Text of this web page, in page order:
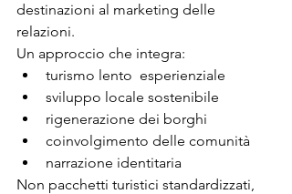
destinazioni al marketing delle
relazioni.
Un approccio che integra:
turismo lento  esperienziale
sviluppo locale sostenibile
rigenerazione dei borghi
coinvolgimento delle comunità
narrazione identitaria
Non pacchetti turistici standardizzati,